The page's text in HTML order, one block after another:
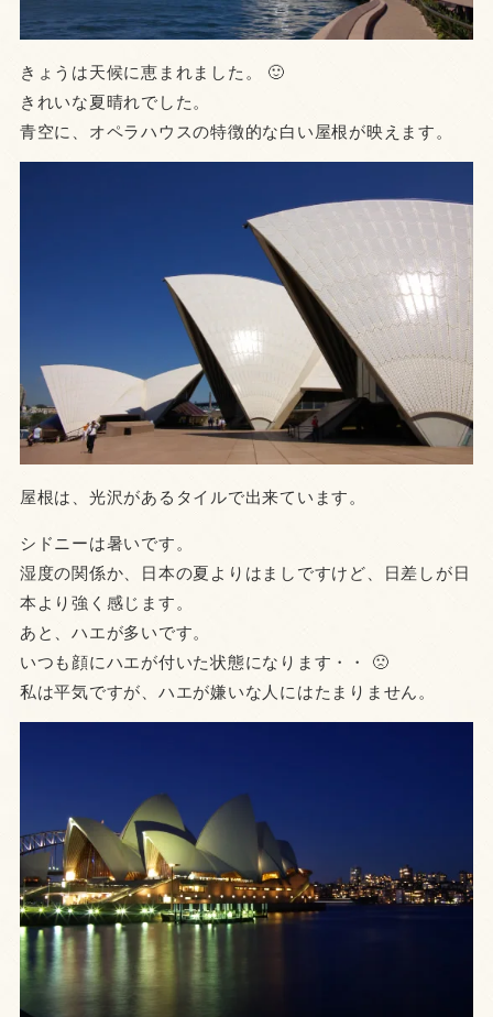
きょうは天候に恵まれました。 🙂
きれいな夏晴れでした。
青空に、オペラハウスの特徴的な白い屋根が映えます。
屋根は、光沢があるタイルで出来ています。
シドニーは暑いです。
湿度の関係か、日本の夏よりはましですけど、日差しが日
本より強く感じます。
あと、ハエが多いです。
いつも顔にハエが付いた状態になります・・ 🙁
私は平気ですが、ハエが嫌いな人にはたまりません。